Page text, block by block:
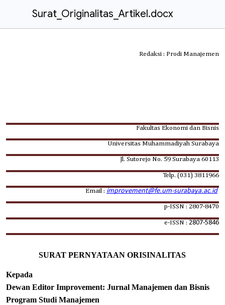
Surat_Originalitas_Artikel.docx
Redaksi : Prodi Manajemen
Fakultas Ekonomi dan Bisnis
Universitas Muhammadiyah Surabaya
Jl. Sutorejo No. 59 Surabaya 60113
Telp. (031) 3811966
Email : improvement@fe.um-surabaya.ac.id
p-ISSN : 2807-8470
e-ISSN : 2807-5846
SURAT PERNYATAAN ORISINALITAS
Kepada
Dewan Editor Improvement: Jurnal Manajemen dan Bisnis
Program Studi Manajemen